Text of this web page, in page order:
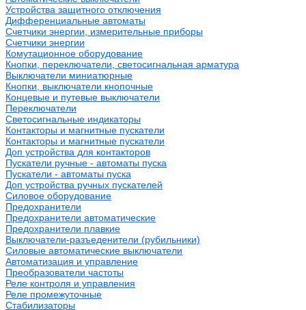
Устройства защитного отключения
Дифференциальные автоматы
Счетчики энергии, измерительные приборы
Счетчики энергии
Комутационное оборудование
Кнопки, переключатели, светосигнальная арматура
Выключатели миниатюрные
Кнопки, выключатели кнопочные
Концевые и путевые выключатели
Переключатели
Светосигнальные индикаторы
Контакторы и магнитные пускатели
Контакторы и магнитные пускатели
Доп устройства для контакторов
Пускатели ручные - автоматы пуска
Пускатели - автоматы пуска
Доп устройства ручных пускателей
Силовое оборудование
Предохранители
Предохранители автоматические
Предохранители плавкие
Выключатели-разъеденители (рубильники)
Силовые автоматические выключатели
Автоматизация и управление
Преобразователи частоты
Реле контроля и управления
Реле промежуточные
Стабилизаторы